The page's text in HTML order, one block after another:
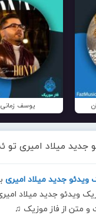
یوسف زمانی
جدید میلاد امیری تو
ویدئو جدید میلاد امیری
ویدئو جدید میلاد
و متن از فاز موزیک ♫